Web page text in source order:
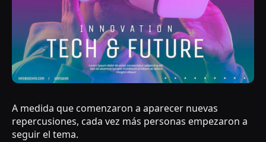
A medida que comenzaron a aparecer nuevas
repercusiones, cada vez más personas empezaron a
seguir el tema.